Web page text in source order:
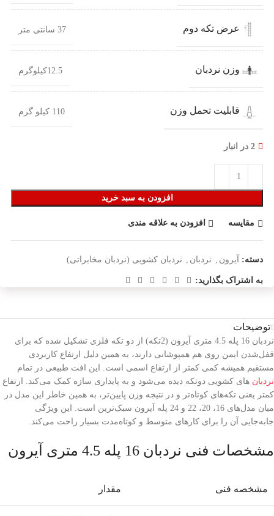
عرض تکه دوم 37 سانتی متر
وزن نردبان 12.5کیلوگرم
قابلیت تحمل وزن 110 کیلو گرم
2 در انبار
افزودن به سبد خرید
مقایسه افزودن به علاقه مندی
دسته: آیرون نردبان نردبان کشویی (نردبان مخابراتی)
به اشتراک بگذارید:
توضیحات
نردبان 16 پله 4.5 متری آیرون (2تکه) از دو تکه فلزی تشکیل شده که برای
قفل‌شدن ایمن روی هم همپوشانی دارند، به همین دلیل ارتفاع کاربردی
مستقیم همیشه کمی کمتر از ارتفاع اسمی است. این افت طبیعی در تمام
نردبان‌ های کشویی دوتکه دیده می‌شود و به پایداری سازه کمک می‌کند. ارتفاع
کمتر یعنی تکه‌های کوتاه‌تر و در نتیجه وزن پایین‌تر، به همین خاطر این مدل در
میان مدل‌های 16، 20، 22 و 24 پله آیرون سبک‌ترین است. این ویژگی
جابه‌جایی آن را برای کارهای متوسط و کوتاه‌مدت بسیار راحت می‌کند.
مشخصات فنی نردبان 16 پله 4.5 متری آیرون
مشخصه فنی مقدار